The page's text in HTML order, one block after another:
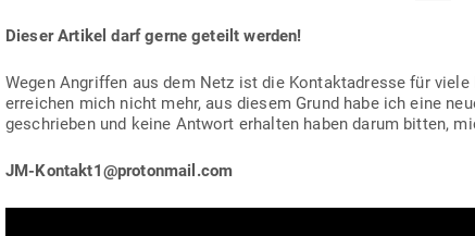
Dieser Artikel darf gerne geteilt werden!
Wegen Angriffen aus dem Netz ist die Kon­takt­adresse für
erreichen mich nicht mehr, aus diesem Grund habe ich eine
geschrieben und keine Antwort erhalten haben darum bitten,
JM-Kontakt1@protonmail.com